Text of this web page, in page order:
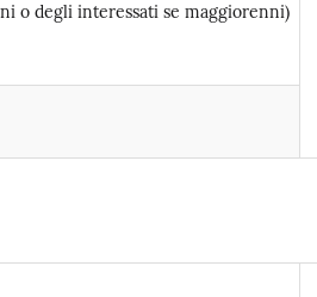
o degli interessati se maggiorenni)